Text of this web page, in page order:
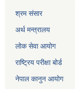
श्रम संसार
अर्थ मन्त्रालय
लोक सेवा आयोग
राष्ट्रिय परीक्षा बोर्ड
नेपाल कानुन आयोग